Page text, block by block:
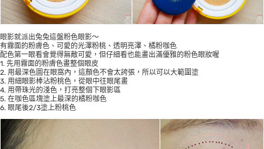
眼影就派出兔兔這盤粉色眼影～
有霧面的粉膚色、可愛的光澤粉桃、透明亮澤、橘粉咖色
配色第一眼看會覺得無敵可愛，但仔細看也能畫出滿優雅的粉色眼妝喔
1. 先用霧面的粉膚色畫整個眼皮
2. 用最深色圖在眼窩內，這顏色不會太誇張，所以可以大範圍塗
3. 用細眼影棒沾粉桃色，從眼中往眼尾畫
4. 用帶珠光的淺色，打亮整個下眼影區
5. 在咖色區塊塗上最深的橘粉咖色
6. 眼尾後2/3塗上粉桃色